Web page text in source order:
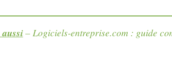
– Logiciels-entreprise.com : guide